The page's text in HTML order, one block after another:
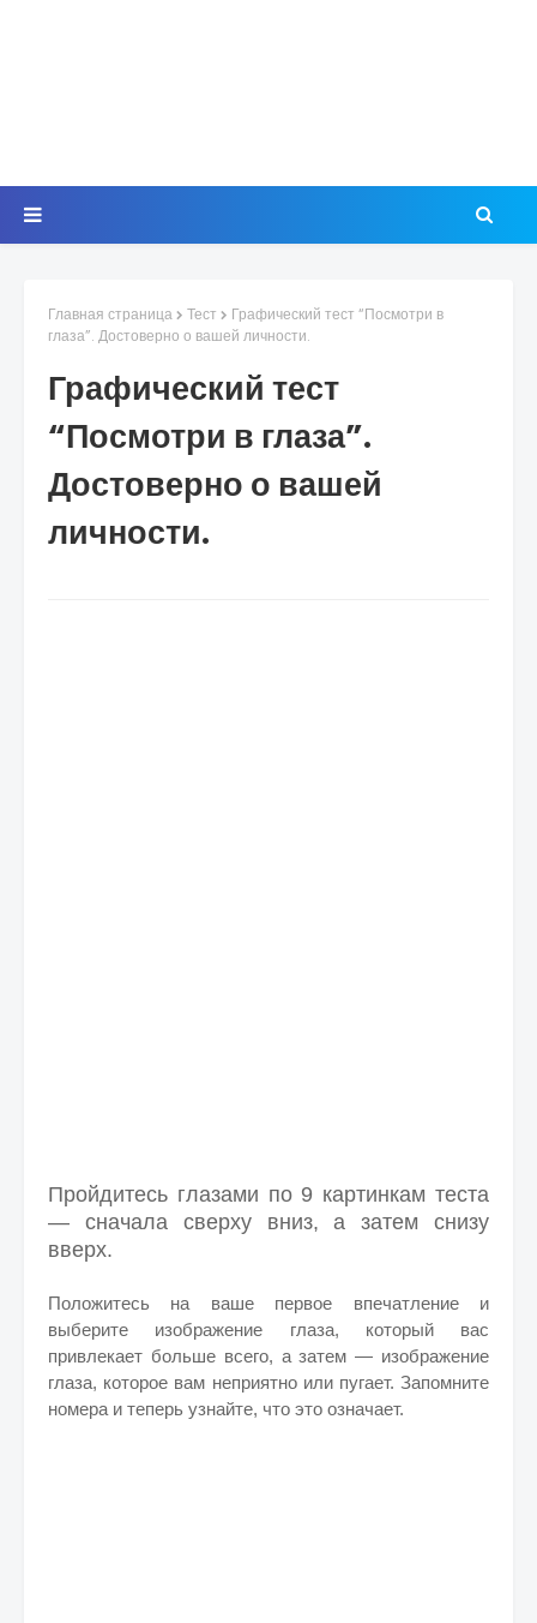
Главная страница Тест
Графический тест “Посмотри в
глаза”. Достоверно о вашей личности.
Графический тест
“Посмотри в глаза”.
Достоверно о вашей
личности.
Пройдитесь глазами по 9 картинкам теста
— сначала сверху вниз, а затем снизу
вверх.
Положитесь на ваше первое впечатление и
выберите изображение глаза, который вас
привлекает больше всего, а затем — изображение
глаза, которое вам неприятно или пугает. Запомните
номера и теперь узнайте, что это означает.